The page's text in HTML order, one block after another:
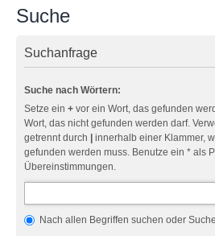
Suche
Suchanfrage
Suche nach Wörtern:
Setze ein + vor ein Wort, das gefunden
Wort, das nicht gefunden werden darf.
getrennt durch
innerhalb einer Klammer,
gefunden werden muss. Benutze ein * als
Übereinstimmungen.
Nach allen Begriffen suchen oder